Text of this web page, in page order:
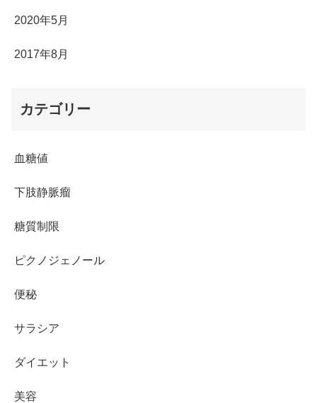
2020年5月
2017年8月
カテゴリー
血糖値
下肢静脈瘤
糖質制限
ピクノジェノール
便秘
サラシア
ダイエット
美容